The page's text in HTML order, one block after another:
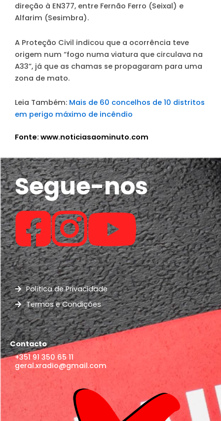
direção à EN377, entre Fernão Ferro (Seixal) e
Alfarim (Sesimbra).
A Proteção Civil indicou que a ocorrência teve
origem num “fogo numa viatura que circulava na
A33”, já que as chamas se propagaram para uma
zona de mato.
Leia Também: Mais de 60 concelhos de 10 distritos
em perigo máximo de incêndio
Fonte: www.noticiasaominuto.com
Segue-nos
Política de Privacidade
Termos e Condições
Contacto
+351 91 350 65 11
geral.xradio@gmail.com